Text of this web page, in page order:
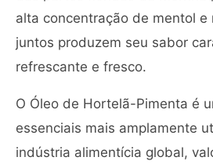
alta concentração de mentol e
juntos produzem seu sabor
refrescante e fresco.
O Óleo de Hortelã-Pimenta é
essenciais mais amplamente
indústria alimentícia global,